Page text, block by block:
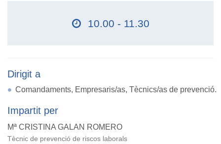
10.00 - 11.30
Dirigit a
Comandaments, Empresaris/as, Tècnics/as de prevenció.
Impartit per
Mª CRISTINA GALAN ROMERO
Tècnic de prevenció de riscos laborals